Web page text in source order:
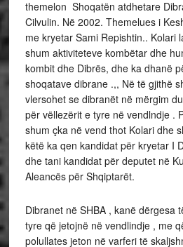
themelon Shoqatën atdhetare
Cilvulin. Në 2002. Themelues i
me kryetar Sami Repishtin.. Kolari
shum aktiviteteve kombëtar dhe
kombit dhe Dibrës, dhe ka dhanë
shoqatave dibrane .,, Në të gjithë
vlersohet se dibranët në mërgim
për vëllezërit e tyre në vendlndje .
shum çka në vend thot Kolari dhe
këtë ka qen kandidat për kryetar I
dhe tani kandidat për deputet në
Aleancës për Shqiptarët.
Dibranet në SHBA , kanë dërgesa
tyre që jetojnë në vendlindje , me
polullates jeton në varferi të